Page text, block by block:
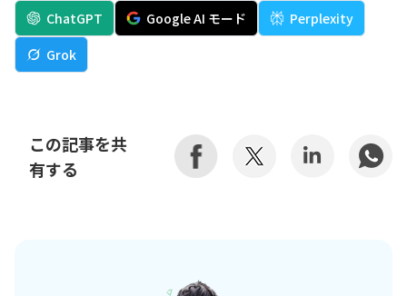
ChatGPT Google AI モード
Perplexity
Grok
この記事を共
有する